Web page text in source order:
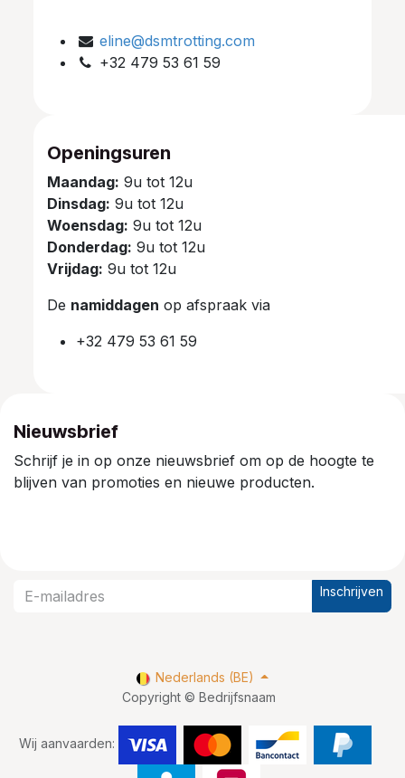
eline@dsmtrotting.com
+32 479 53 61 59
Openingsuren
Maandag: 9u tot 12u
Dinsdag: 9u tot 12u
Woensdag: 9u tot 12u
Donderdag: 9u tot 12u
Vrijdag: 9u tot 12u
De namiddagen op afspraak via
+32 479 53 61 59
Nieuwsbrief
Schrijf je in op onze nieuwsbrief om op de hoogte te
blijven van promoties en nieuwe producten.
Inschrijven
Copyright © Bedrijfsnaam
Wij aanvaarden:
Nederlands (BE)